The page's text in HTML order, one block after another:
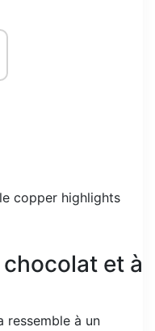
et à
ressemble à un